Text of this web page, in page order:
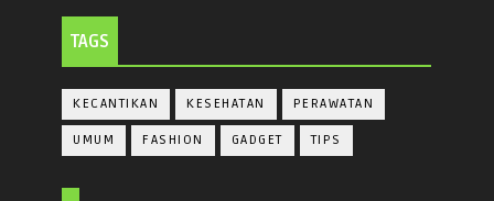
TAGS
KECANTIKAN KESEHATAN PERAWATAN
UMUM FASHION GADGET TIPS